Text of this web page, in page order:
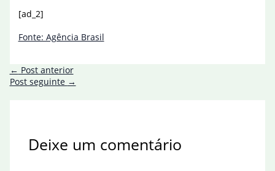
[ad_2]
Fonte: Agência Brasil
← Post anterior
Post seguinte →
Deixe um comentário